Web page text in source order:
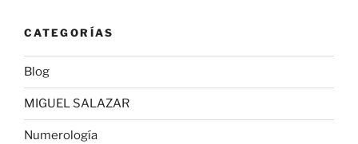
CATEGORÍAS
Blog
MIGUEL SALAZAR
Numerología